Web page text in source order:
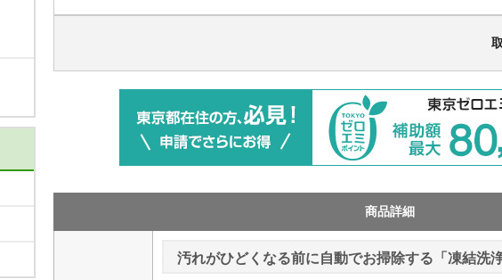
商品詳細
汚れがひどくなる前に自動でお掃除する「凍結洗